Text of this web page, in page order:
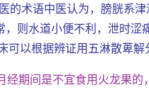
的术语中医认为，膀胱系
则水道小便不利，泄时
以根据辨证用五淋散萆解
经期间是不宜食用火龙果